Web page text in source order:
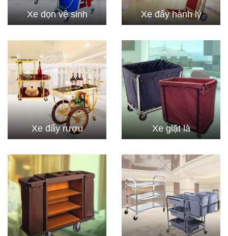
Xe dọn vệ sinh Xe đẩy hành lý
Xe đẩy rượu Xe giặt là